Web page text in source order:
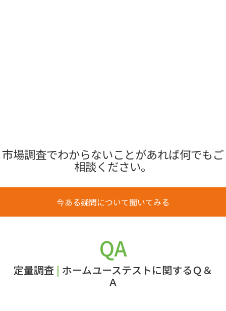
市場調査でわからないことがあれば何でもご
相談ください。
今ある疑問について聞いてみる
QA
定量調査 | ホームユーステストに関するＱ＆
Ａ